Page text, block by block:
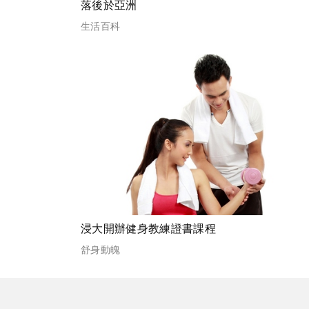
落後於亞洲
生活百科
浸大開辦健身教練證書課程
舒身動魄